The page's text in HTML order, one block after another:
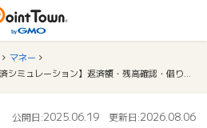
マネー
公開日:2025.06.19 更新日:2026.08.06